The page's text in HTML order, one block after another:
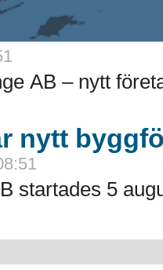
AB – nytt
nytt
startades 5